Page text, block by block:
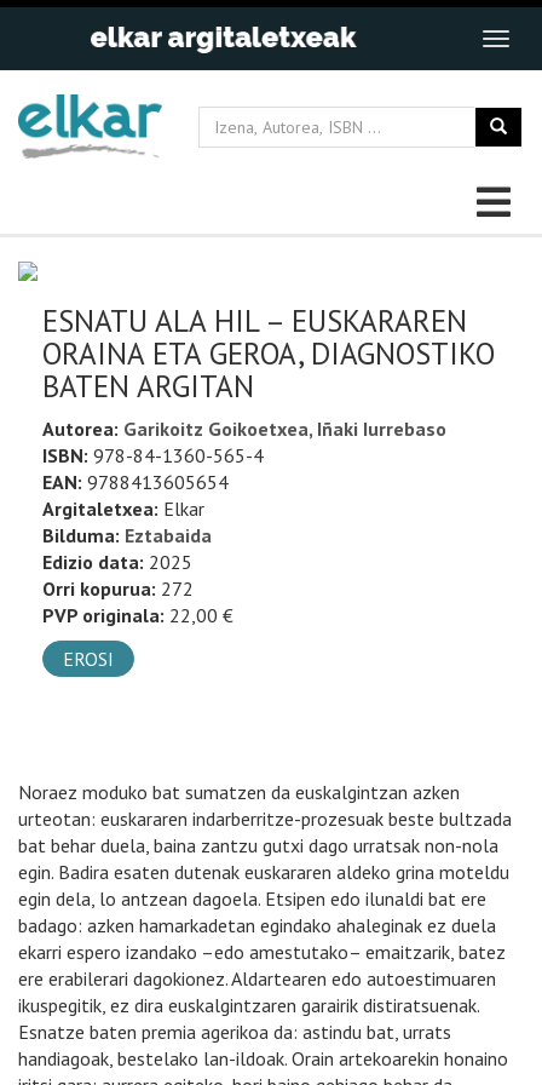
ESNATU ALA HIL – EUSKARAREN
ORAINA ETA GEROA, DIAGNOSTIKO
BATEN ARGITAN
Autorea: Garikoitz Goikoetxea, Iñaki Iurrebaso
ISBN: 978-84-1360-565-4
EAN: 9788413605654
Argitaletxea: Elkar
Bilduma: Eztabaida
Edizio data: 2025
Orri kopurua: 272
PVP originala: 22,00 €
EROSI
Noraez moduko bat sumatzen da euskalgintzan azken
urteotan: euskararen indarberritze-prozesuak beste bultzada
bat behar duela, baina zantzu gutxi dago urratsak non-nola
egin. Badira esaten dutenak euskararen aldeko grina moteldu
egin dela, lo antzean dagoela. Etsipen edo ilunaldi bat ere
badago: azken hamarkadetan egindako ahaleginak ez duela
ekarri espero izandako –edo amestutako– emaitzarik, batez
ere erabilerari dagokionez. Aldartearen edo autoestimuaren
ikuspegitik, ez dira euskalgintzaren garairik distiratsuenak.
Esnatze baten premia agerikoa da: astindu bat, urrats
handiagoak, bestelako lan-ildoak. Orain artekoarekin honaino